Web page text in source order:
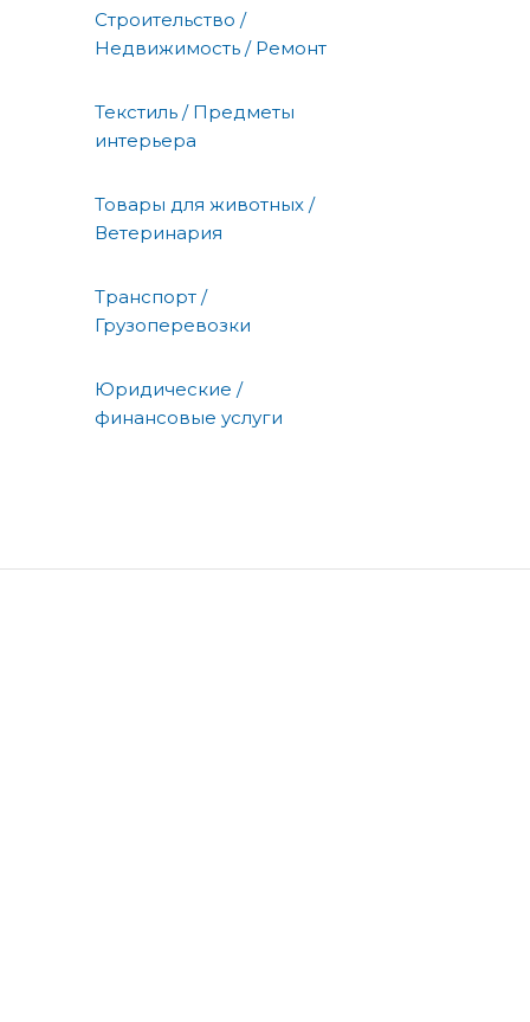
Строительство /
Недвижимость / Ремонт
Текстиль / Предметы
интерьера
Товары для животных /
Ветеринария
Транспорт /
Грузоперевозки
Юридические /
финансовые услуги